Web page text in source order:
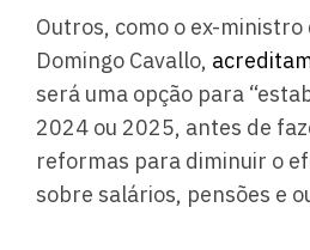
Outros, como o ex-ministro
Domingo Cavallo,
será uma opção para
2024 ou 2025, antes de
reformas para diminuir o
sobre salários, pensões e